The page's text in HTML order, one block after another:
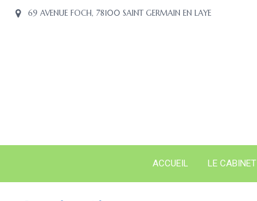
69 AVENUE FOCH, 78100 SAINT GERMAIN EN LAYE
ACCUEIL LE CABINET